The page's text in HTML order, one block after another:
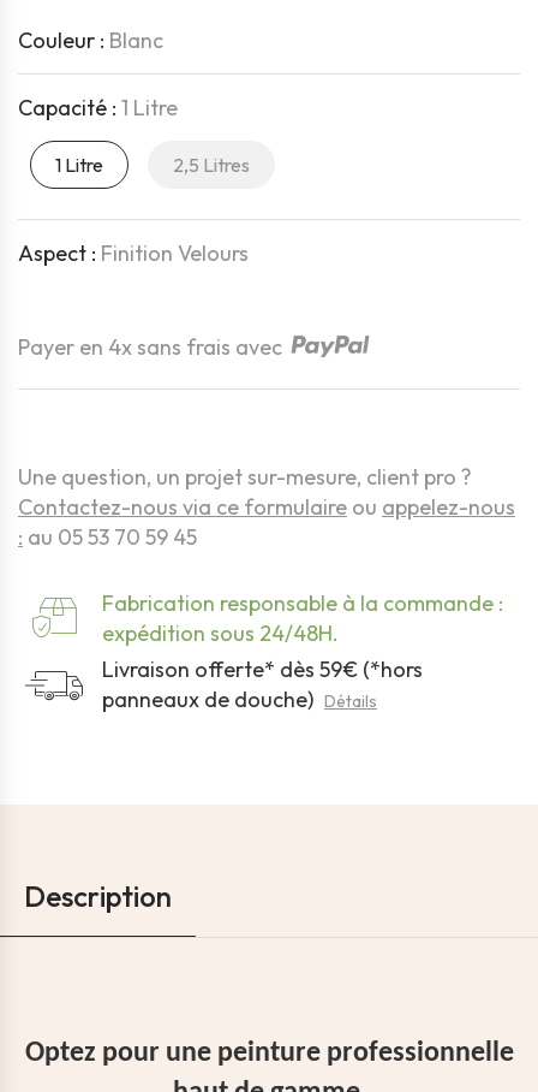
Couleur : Blanc
Capacité : 1 Litre
1 Litre 2,5 Litres
Aspect : Finition Velours
Payer en 4x sans frais avec
Une question, un projet sur-mesure, client pro ?
Contactez-nous via ce formulaire ou appelez-nous
: au 05 53 70 59 45
Fabrication responsable à la commande :
expédition sous 24/48H.
Livraison offerte* dès 59€ (*hors
panneaux de douche) Détails
Description
Optez pour une peinture professionnelle